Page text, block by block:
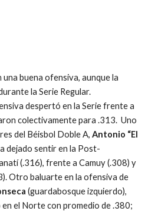
buena ofensiva, aunque la
la Serie Regular.
despertó en la Serie frente a
colectivamente para .313.  Uno
del Béisbol Doble A, Antonio “El
dejado sentir en la Post-
(.316), frente a Camuy (.308) y
Otro baluarte en la ofensiva de
(guardabosque izquierdo),
el Norte con promedio de .380;